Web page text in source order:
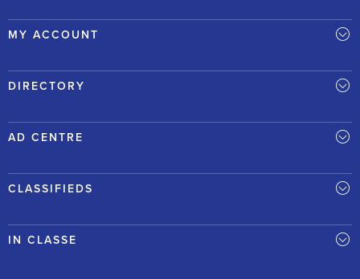
MY ACCOUNT
DIRECTORY
AD CENTRE
CLASSIFIEDS
IN CLASSE